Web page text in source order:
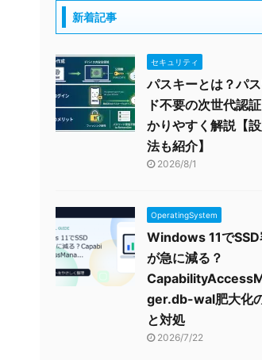
新着記事
セキュリティ
パスキーとは？パ
ド不要の次世代認
かりやすく解説【
法も紹介】
2026/8/1
OperatingSystem
Windows 11でSSD
が急に減る？
ger.db-wal肥大化
と対処
2026/7/22